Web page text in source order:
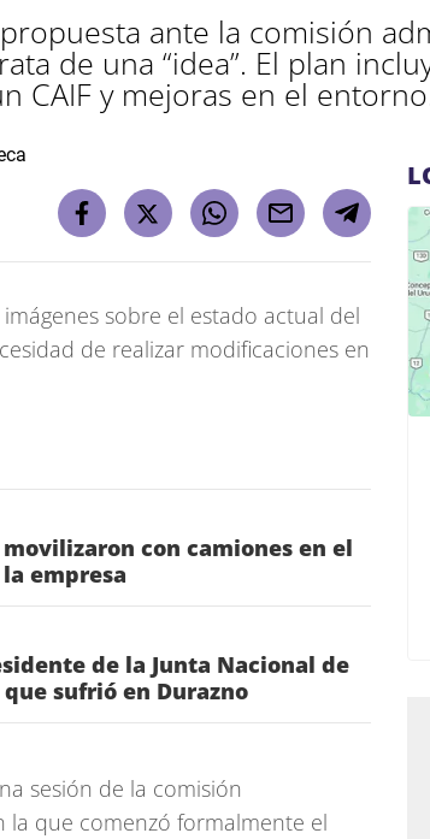
ante la comisión
de una “idea”. El plan
CAIF y mejoras en el
sobre el estado actual del
de realizar modificaciones en
con camiones en el
empresa
de la Junta Nacional de
sufrió en Durazno
sesión de la comisión
la que comenzó formalmente el